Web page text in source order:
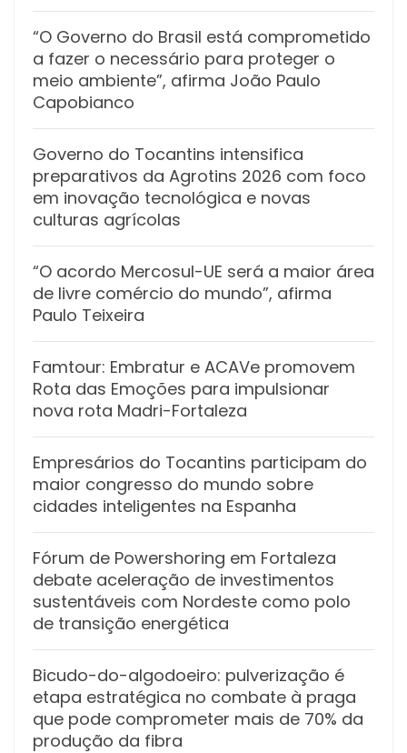
“O Governo do Brasil está comprometido
a fazer o necessário para proteger o
meio ambiente”, afirma João Paulo
Capobianco
Governo do Tocantins intensifica
preparativos da Agrotins 2026 com foco
em inovação tecnológica e novas
culturas agrícolas
“O acordo Mercosul-UE será a maior área
de livre comércio do mundo”, afirma
Paulo Teixeira
Famtour: Embratur e ACAVe promovem
Rota das Emoções para impulsionar
nova rota Madri-Fortaleza
Empresários do Tocantins participam do
maior congresso do mundo sobre
cidades inteligentes na Espanha
Fórum de Powershoring em Fortaleza
debate aceleração de investimentos
sustentáveis com Nordeste como polo
de transição energética
Bicudo-do-algodoeiro: pulverização é
etapa estratégica no combate à praga
que pode comprometer mais de 70% da
produção da fibra